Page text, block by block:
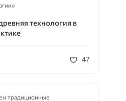
технология в
47
и традиционные